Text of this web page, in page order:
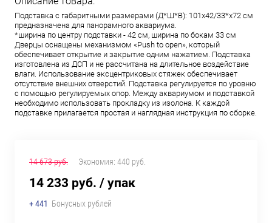
Подставка с габаритными размерами (Д*Ш*В): 101х42/33*х72 см
предназначена для панорамного аквариума.
*ширина по центру подставки - 42 см, ширина по бокам 33 см
Дверцы оснащены механизмом «Push to open», который
обеспечивает открытие и закрытие одним нажатием. Подставка
изготовлена из ДСП и не рассчитана на длительное воздействие
влаги. Использование эксцентриковых стяжек обеспечивает
отсутствие внешних отверстий. Подставка регулируется по уровню
с помощью регулируемых опор. Между аквариумом и подставкой
необходимо использовать прокладку из изолона. К каждой
подставке прилагается простая и наглядная инструкция по сборке.
14 673 руб. Экономия: 440 руб.
14 233 руб. / упак
+ 441 Бонусных рублей